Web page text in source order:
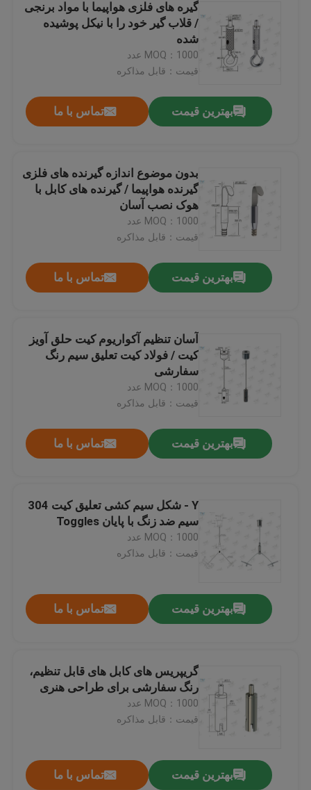
گیره های فلزی هواپیما با مواد برنجی
/ قلاب گیر خود را با نیکل پوشیده
شده
MOQ：1000 عدد
قیمت：قابل مذاکره
بهترین قیمت تماس با ما
بدون موضوع اندازه گیرنده های فلزی
گیرنده هواپیما / گیرنده های کابل با
هوک نصب آسان
MOQ：1000 عدد
قیمت：قابل مذاکره
بهترین قیمت تماس با ما
آسان تنظیم آکواریوم کیت حلق آویز
کیت / فولاد کیت تعلیق سیم رنگ
سفارشی
MOQ：1000 عدد
قیمت：قابل مذاکره
بهترین قیمت تماس با ما
Y - شکل سیم کشی تعلیق کیت 304
سیم ضد زنگ با پایان Toggles
MOQ：1000 عدد
قیمت：قابل مذاکره
بهترین قیمت تماس با ما
گریپریس های کابل های قابل تنظیم،
رنگ سفارشی برای طراحی هنری
MOQ：1000 عدد
قیمت：قابل مذاکره
بهترین قیمت تماس با ما